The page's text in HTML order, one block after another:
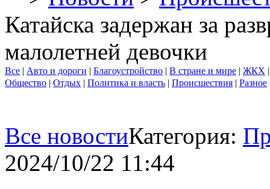
Катайска задержан за
малолетней девочки
Все | Авто и дороги | Благоустройство | В стране и мире | ЖКХ
Общество | Отдых | Политика и власть | Происшествия | Разное
Все новостиКатегория:
2024/10/22 11:44